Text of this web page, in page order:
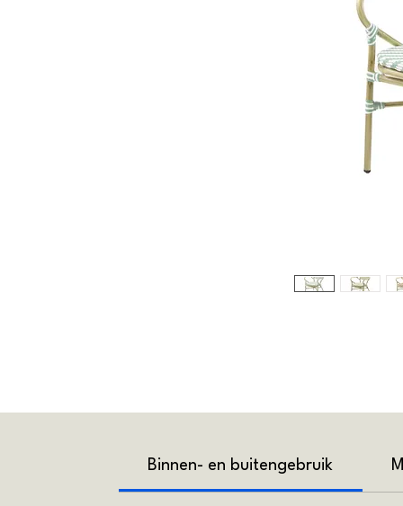
Binnen- en buitengebruik